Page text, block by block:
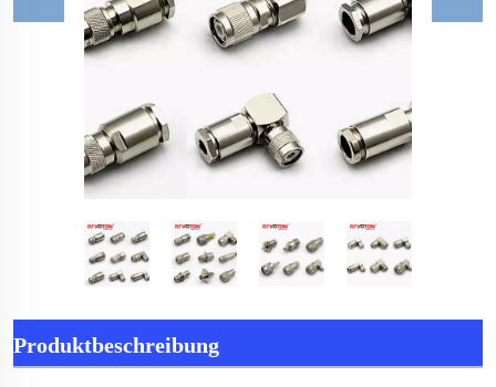
Produktbeschreibung